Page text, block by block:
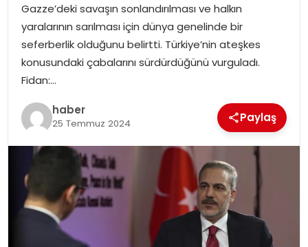
SOSYAL HABER
Gazze’deki savaşın sonlandırılması ve halkın
yaralarının sarılması için dünya genelinde bir
seferberlik olduğunu belirtti. Türkiye’nin ateşkes
konusundaki çabalarını sürdürdüğünü vurguladı.
Fidan:…
haber
25 Temmuz 2024 Paylaş